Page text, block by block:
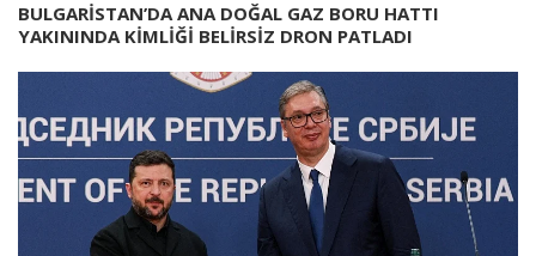
BULGARİSTAN’DA ANA DOĞAL GAZ BORU HATTI
YAKININDA KİMLİĞİ BELİRSİZ DRON PATLADI